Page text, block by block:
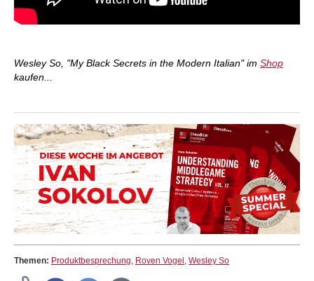
Wesley So, "My Black Secrets in the Modern Italian" im Shop
kaufen...
Themen: Produktbesprechung, Roven Vogel , Wesley So